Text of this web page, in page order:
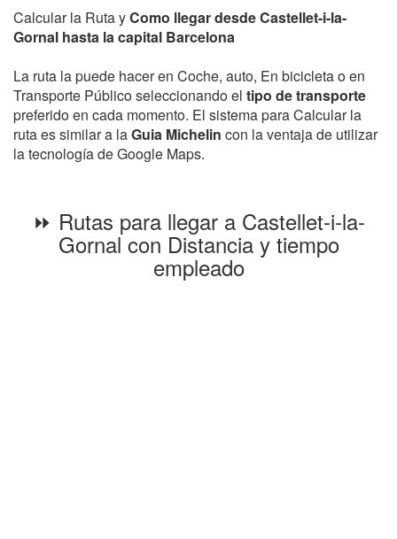
Calcular la Ruta yComo llegar desde Castellet-i-la-
Gornal hasta la capital Barcelona
La ruta la puede hacer en Coche, auto, En bicicleta o en
Transporte Público seleccionando el tipo de transporte
preferido en cada momento. El sistema para Calcular la
ruta es similar a laGuia Michelin con la ventaja de utilizar
la tecnología de Google Maps.
⏩ Rutas para llegar a Castellet-i-la-
Gornal con Distancia y tiempo
empleado